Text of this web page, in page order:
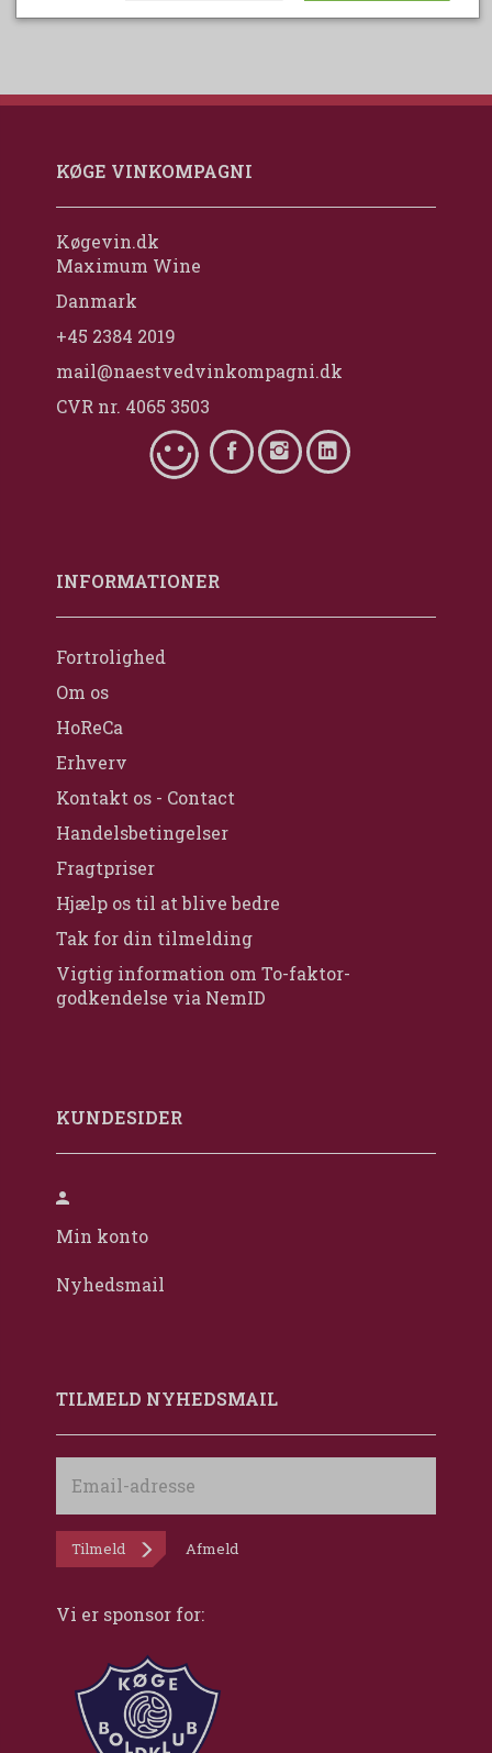
KØGE VINKOMPAGNI
Køgevin.dk
Maximum Wine
Danmark
+45 2384 2019
mail@naestvedvinkompagni.dk
CVR nr. 4065 3503
INFORMATIONER
Fortrolighed
Om os
HoReCa
Erhverv
Kontakt os - Contact
Handelsbetingelser
Fragtpriser
Hjælp os til at blive bedre
Tak for din tilmelding
Vigtig information om To-faktor-
godkendelse via NemID
KUNDESIDER
Min konto
Nyhedsmail
TILMELD NYHEDSMAIL
adresse
Tilmeld Afmeld
Vi er sponsor for: